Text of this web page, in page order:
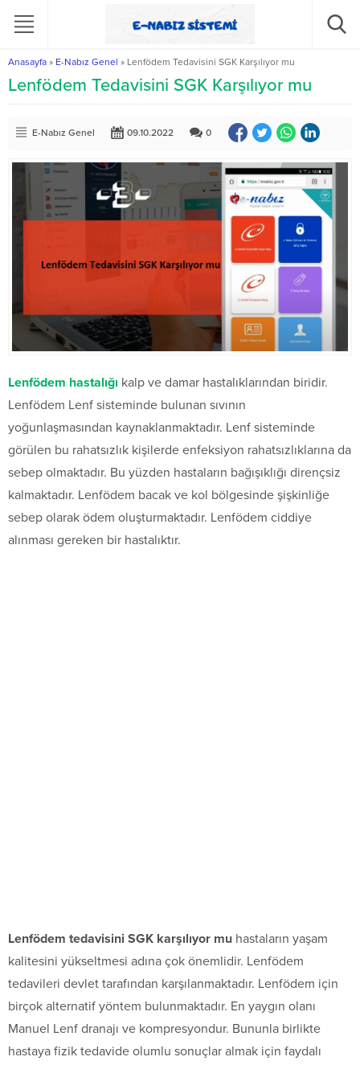
Anasayfa » E-Nabız Genel » Lenfödem Tedavisini SGK Karşılıyor mu
Lenfödem Tedavisini SGK Karşılıyor mu
E-Nabız Genel 09.10.2022 0
Lenfödem hastalığı kalp ve damar hastalıklarından biridir.
Lenfödem Lenf sisteminde bulunan sıvının
yoğunlaşmasından kaynaklanmaktadır. Lenf sisteminde
görülen bu rahatsızlık kişilerde enfeksiyon rahatsızlıklarına da
sebep olmaktadır. Bu yüzden hastaların bağışıklığı dirençsiz
kalmaktadır. Lenfödem bacak ve kol bölgesinde şişkinliğe
sebep olarak ödem oluşturmaktadır. Lenfödem ciddiye
alınması gereken bir hastalıktır.
Lenfödem tedavisini SGK karşılıyor mu hastaların yaşam
kalitesini yükseltmesi adına çok önemlidir. Lenfödem
tedavileri devlet tarafından karşılanmaktadır. Lenfödem için
birçok alternatif yöntem bulunmaktadır. En yaygın olanı
Manuel Lenf dranajı ve kompresyondur. Bununla birlikte
hastaya fizik tedavide olumlu sonuçlar almak için faydalı